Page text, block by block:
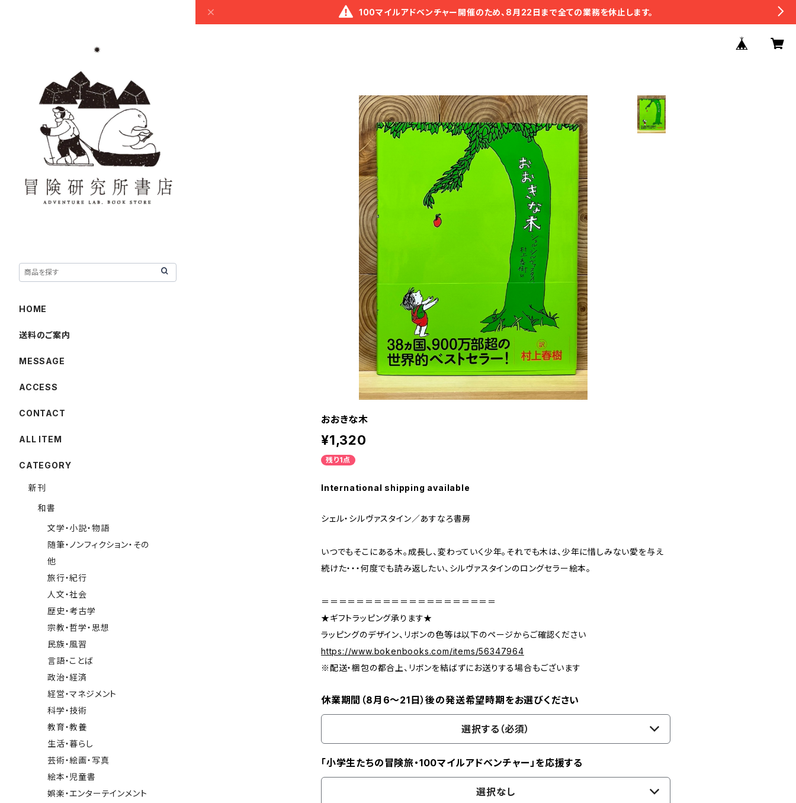
100マイルアドベンチャー開催のため、8月22日まで全ての業務を休止します。
おおきな木
¥1,320
残り1点
International shipping available
シェル・シルヴァスタイン／あすなろ書房
いつでもそこにある木。成長し、変わっていく少年。それでも木は、少年に惜しみない愛を与え
続けた・・・何度でも読み返したい、シルヴァスタインのロングセラー絵本。
＝＝＝＝＝＝＝＝＝＝＝＝＝＝＝＝＝＝＝＝
★ギフトラッピング承ります★
ラッピングのデザイン、リボンの色等は以下のページからご確認ください
https://www.bokenbooks.com/items/56347964
※配送・梱包の都合上、リボンを結ばずにお送りする場合もございます
休業期間（8月6〜21日）後の発送希望時期をお選びください
選択する（必須）
「小学生たちの冒険旅・100マイルアドベンチャー」を応援する
選択なし
HOME
送料のご案内
MESSAGE
ACCESS
CONTACT
ALL ITEM
CATEGORY
新刊
和書
文学・小説・物語
随筆・ノンフィクション・その
他
旅行・紀行
人文・社会
歴史・考古学
宗教・哲学・思想
民族・風習
言語・ことば
政治・経済
経営・マネジメント
科学・技術
教育・教養
生活・暮らし
芸術・絵画・写真
絵本・児童書
娯楽・エンターテインメント